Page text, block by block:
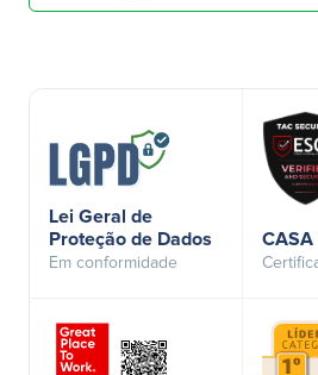
Lei Geral de
Proteção de Dados
Em conformidade
CASA